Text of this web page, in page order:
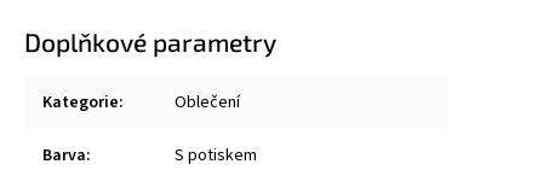
Doplňkové parametry
Kategorie: Oblečení
Barva: S potiskem